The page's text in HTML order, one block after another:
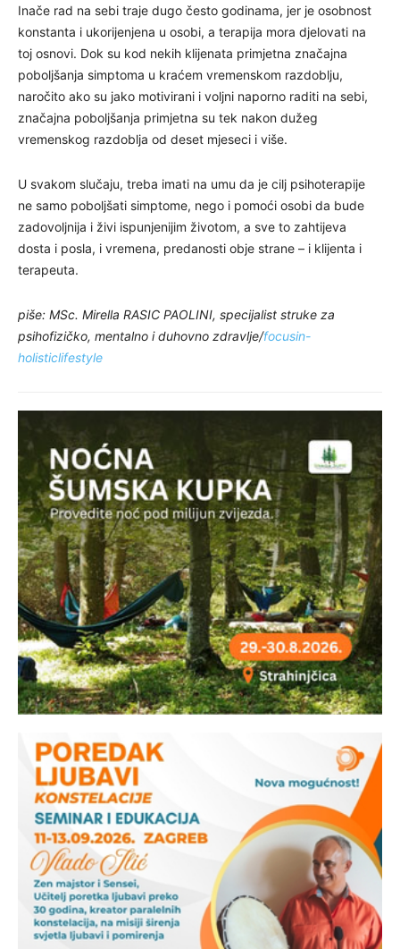
Inače rad na sebi traje dugo često godinama, jer je osobnost
konstanta i ukorijenjena u osobi, a terapija mora djelovati na
toj osnovi. Dok su kod nekih klijenata primjetna značajna
poboljšanja simptoma u kraćem vremenskom razdoblju,
naročito ako su jako motivirani i voljni naporno raditi na sebi,
značajna poboljšanja primjetna su tek nakon dužeg
vremenskog razdoblja od deset mjeseci i više.
U svakom slučaju, treba imati na umu da je cilj psihoterapije
ne samo poboljšati simptome, nego i pomoći osobi da bude
zadovoljnija i živi ispunjenijim životom, a sve to zahtijeva
dosta i posla, i vremena, predanosti obje strane – i klijenta i
terapeuta.
piše: MSc. Mirella RASIC PAOLINI, specijalist struke za
psihofizičko, mentalno i duhovno zdravlje/focusin-
holisticlifestyle